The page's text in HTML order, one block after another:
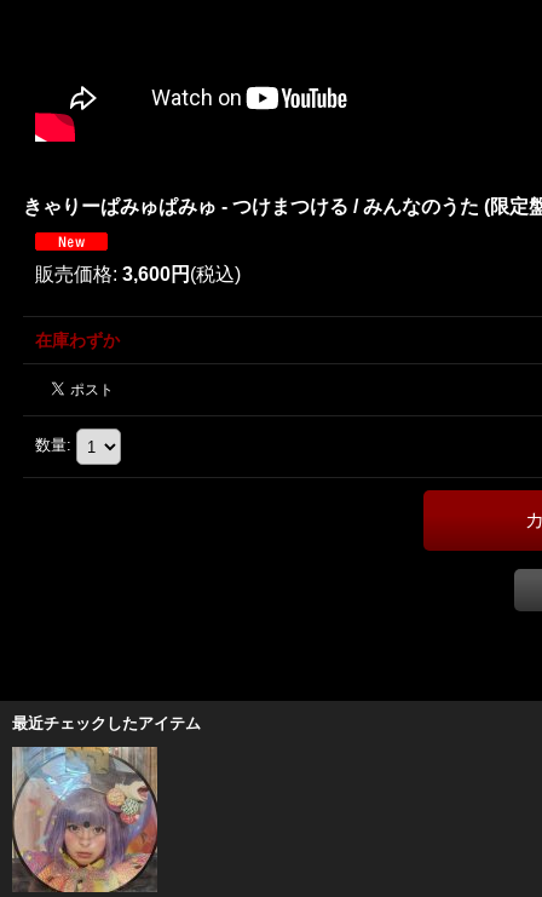
きゃりーぱみゅぱみゅ - つけまつける / みんなのうた (限
販売価格: 3,600円 (税込)
在庫わずか
数量:
最近チェックしたアイテム